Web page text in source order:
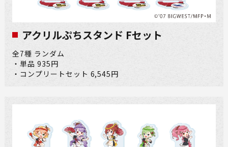
アクリルぷちスタンド Fセット
全7種 ランダム
・単品 935円
・コンプリートセット 6,545円